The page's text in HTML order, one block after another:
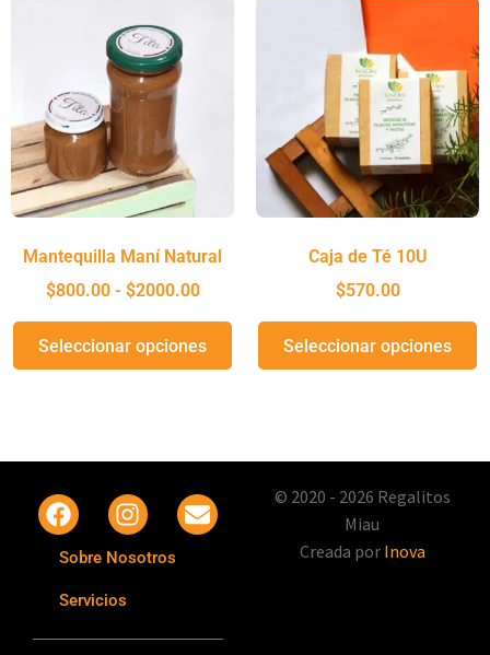
Mantequilla Maní Natural
$800.00 - $2000.00
Seleccionar opciones
Caja de Té 10U
$570.00
Seleccionar opciones
Sobre Nosotros
Servicios
© 2020 - 2026 Regalitos
Miau
Creada por Inova